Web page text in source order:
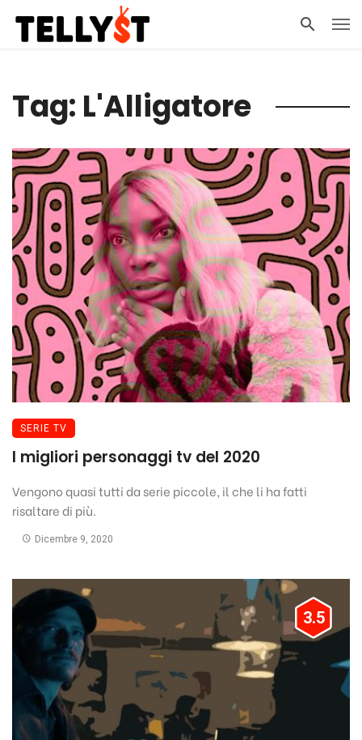
Tag: L'Alligatore
SERIE TV
I migliori personaggi tv del 2020
Vengono quasi tutti da serie piccole, il che li ha fatti
risaltare di più.
Dicembre 9, 2020
3.5